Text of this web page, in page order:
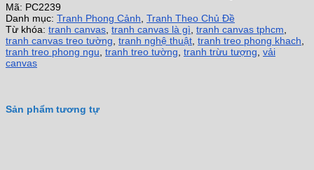
Mã: PC2239
Danh mục: Tranh Phong Cảnh Tranh Theo Chủ Đề
Từ khóa: tranh canvas tranh canvas là gì tranh canvas tphcm
tranh canvas treo tường tranh nghệ thuật tranh treo phong khach
tranh treo phong ngu tranh treo tường tranh trừu tượng vải
canvas
Sản phẩm tương tự